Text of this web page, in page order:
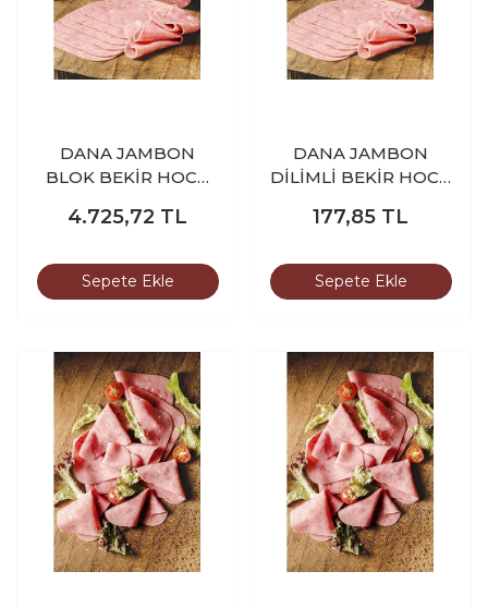
DANA JAMBON
BLOK BEKİR HOCA
4.725,72 TL
Sepete Ekle
DANA JAMBON
DİLİMLİ BEKİR HOCA
177,85 TL
Sepete Ekle